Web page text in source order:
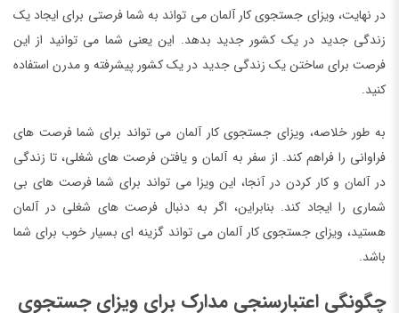
در نهایت، ویزای جستجوی کار آلمان می تواند به شما فرصتی برای ایجاد یک
زندگی جدید در یک کشور جدید بدهد. این یعنی شما می توانید از این
فرصت برای ساختن یک زندگی جدید در یک کشور پیشرفته و مدرن استفاده
کنید.
به طور خلاصه، ویزای جستجوی کار آلمان می تواند برای شما فرصت های
فراوانی را فراهم کند. از سفر به آلمان و یافتن فرصت های شغلی، تا زندگی
در آلمان و کار کردن در آنجا، این ویزا می تواند برای شما فرصت های بی
شماری را ایجاد کند. بنابراین، اگر به دنبال فرصت های شغلی در آلمان
هستید، ویزای جستجوی کار آلمان می تواند گزینه ای بسیار خوب برای شما
باشد.
چگونگی اعتبارسنجی مدارک برای ویزای جستجوی